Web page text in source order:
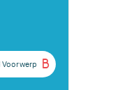
B
Voorwerp